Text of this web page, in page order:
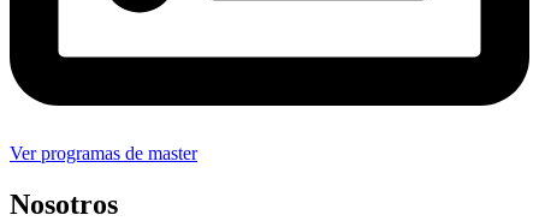
Ver programas de master
Nosotros